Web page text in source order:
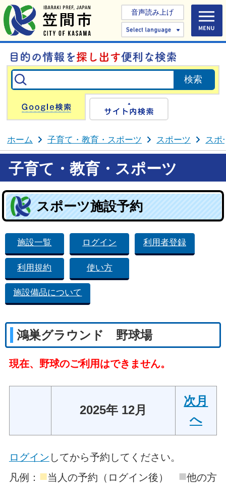
音声読み上げ
Select
Google検索
ホーム 子育て・教育・スポーツ スポーツ スポ
子育て・教育・スポーツ
スポーツ施設予約
施設一覧 ログイン 利用者登録
利用規約 使い方
施設備品について
鴻巣グラウンド 野球場
現在、野球のご利用はできません。
2025年 12月
次月
へ
ログイン してから予約してください。
凡例： ■当人の予約（ログイン後） ■他の方